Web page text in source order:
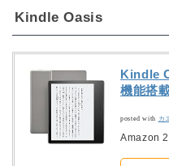
Kindle Oasis
Kindle
機能搭
posted with カ
Amazon